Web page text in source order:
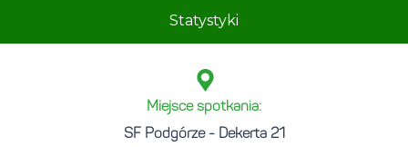
Statystyki
Miejsce spotkania:
SF Podgórze - Dekerta 21